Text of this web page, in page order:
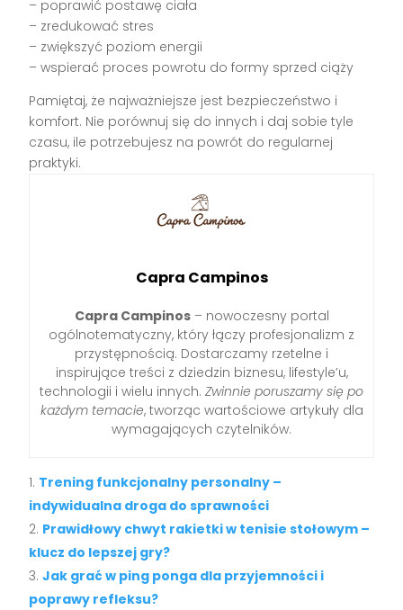
– poprawić postawę ciała
– zredukować stres
– zwiększyć poziom energii
– wspierać proces powrotu do formy sprzed ciąży
Pamiętaj, że najważniejsze jest bezpieczeństwo i
komfort. Nie porównuj się do innych i daj sobie tyle
czasu, ile potrzebujesz na powrót do regularnej
praktyki.
Capra Campinos
Capra Campinos– nowoczesny portal
ogólnotematyczny, który łączy profesjonalizm z
przystępnością. Dostarczamy rzetelne i
inspirujące treści z dziedzin biznesu, lifestyle’u,
technologii i wielu innych. Zwinnie poruszamy się po
każdym temacie, tworząc wartościowe artykuły dla
wymagających czytelników.
Trening funkcjonalny personalny –
indywidualna droga do sprawności
Prawidłowy chwyt rakietki w tenisie stołowym –
klucz do lepszej gry?
Jak grać w ping ponga dla przyjemności i
poprawy refleksu?